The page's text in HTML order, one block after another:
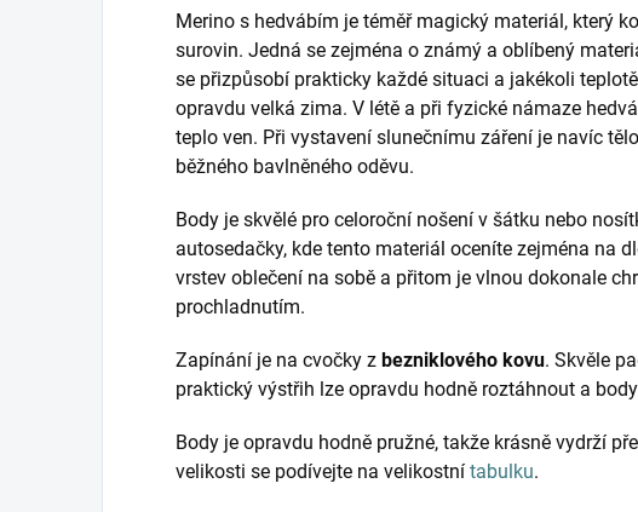
Merino s hedvábím je téměř magický materiál, který
surovin. Jedná se zejména o známý a oblíbený
se přizpůsobí prakticky každé situaci a jakékoli
opravdu velká zima. V létě a při fyzické námaze
teplo ven. Při vystavení slunečnímu záření je navíc
běžného bavlněného oděvu.
Body je skvělé pro celoroční nošení v šátku nebo
autosedačky, kde tento materiál oceníte zejména na
vrstev oblečení na sobě a přitom je vlnou dokonale
prochladnutím.
Zapínání je na cvočky z bezniklového kovu. Skvěle
praktický výstřih lze opravdu hodně roztáhnout a
Body je opravdu hodně pružné, takže krásně vydrží
velikosti se podívejte na velikostní tabulku.